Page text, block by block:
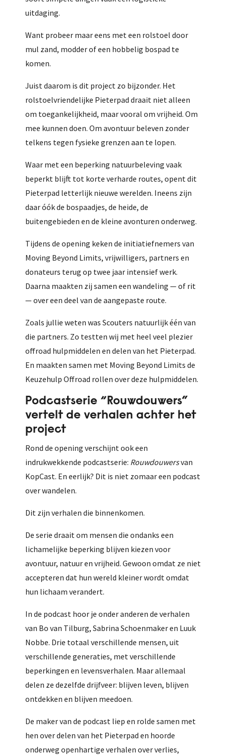
uitdaging.
Want probeer maar eens met een rolstoel door
mul zand, modder of een hobbelig bospad te
komen.
Juist daarom is dit project zo bijzonder. Het
rolstoelvriendelijke Pieterpad draait niet alleen
om toegankelijkheid, maar vooral om vrijheid. Om
mee kunnen doen. Om avontuur beleven zonder
telkens tegen fysieke grenzen aan te lopen.
Waar met een beperking natuurbeleving vaak
beperkt blijft tot korte verharde routes, opent dit
Pieterpad letterlijk nieuwe werelden. Ineens zijn
daar óók de bospaadjes, de heide, de
buitengebieden en de kleine avonturen onderweg.
Tijdens de opening keken de initiatiefnemers van
Moving Beyond Limits, vrijwilligers, partners en
donateurs terug op twee jaar intensief werk.
Daarna maakten zij samen een wandeling — of rit
— over een deel van de aangepaste route.
Zoals jullie weten was Scouters natuurlijk één van
die partners. Zo testten wij met heel veel plezier
offroad hulpmiddelen en delen van het Pieterpad.
En maakten samen met Moving Beyond Limits de
Keuzehulp Offroad rollen over deze hulpmiddelen.
Podcastserie “Rouwdouwers”
vertelt de verhalen achter het
project
Rond de opening verschijnt ook een
indrukwekkende podcastserie: Rouwdouwersvan
KopCast. En eerlijk? Dit is niet zomaar een podcast
over wandelen.
Dit zijn verhalen die binnenkomen.
De serie draait om mensen die ondanks een
lichamelijke beperking blijven kiezen voor
avontuur, natuur en vrijheid. Gewoon omdat ze niet
accepteren dat hun wereld kleiner wordt omdat
hun lichaam verandert.
In de podcast hoor je onder anderen de verhalen
van Bo van Tilburg, Sabrina Schoenmaker en Luuk
Nobbe. Drie totaal verschillende mensen, uit
verschillende generaties, met verschillende
beperkingen en levensverhalen. Maar allemaal
delen ze dezelfde drijfveer: blijven leven, blijven
ontdekken en blijven meedoen.
De maker van de podcast liep en rolde samen met
hen over delen van het Pieterpad en hoorde
onderweg openhartige verhalen over verlies,